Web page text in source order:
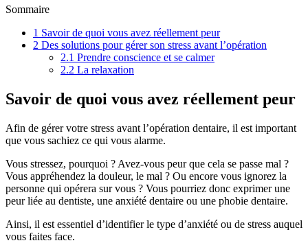
Sommaire
1 Savoir de quoi vous avez réellement peur
2 Des solutions pour gérer son stress avant l’opération
2.1 Prendre conscience et se calmer
2.2 La relaxation
Savoir de quoi vous avez réellement peur
Afin de gérer votre stress avant l’opération dentaire, il est important
que vous sachiez ce qui vous alarme.
Vous stressez, pourquoi ? Avez-vous peur que cela se passe mal ?
Vous appréhendez la douleur, le mal ? Ou encore vous ignorez la
personne qui opérera sur vous ? Vous pourriez donc exprimer une
peur liée au dentiste, une anxiété dentaire ou une phobie dentaire.
Ainsi, il est essentiel d’identifier le type d’anxiété ou de stress auquel
vous faites face.